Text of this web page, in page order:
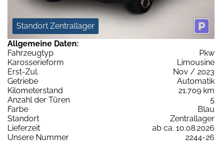
Standort Zentrallager
Allgemeine Daten:
Fahrzeugtyp
Pkw
Karosserieform
Limousine
Erst-Zul.
Nov / 2023
Getriebe
Automatik
Kilometerstand
21.709 km
Anzahl der Türen
5
Farbe
Blau
Standort
Zentrallager
Lieferzeit
ab ca. 10.08.2026
Unsere Nummer
2244-26